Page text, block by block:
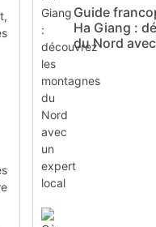
Guide
Ha Giang :
du Nord